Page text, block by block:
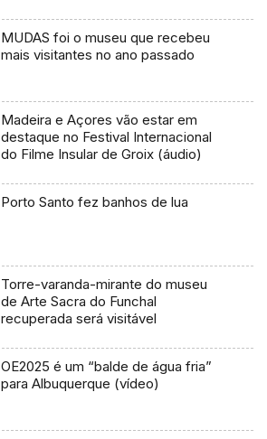
MUDAS foi o museu que recebeu
mais visitantes no ano passado
Madeira e Açores vão estar em
destaque no Festival Internacional
do Filme Insular de Groix (áudio)
Porto Santo fez banhos de lua
Torre-varanda-mirante do museu
de Arte Sacra do Funchal
recuperada será visitável
OE2025 é um “balde de água fria”
para Albuquerque (vídeo)